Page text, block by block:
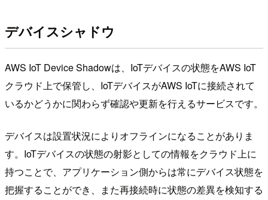
デバイスシャドウ
AWS IoT Device Shadowは、IoTデバイスの状態をAWS IoT
クラウド上で保管し、IoTデバイスがAWS IoTに接続されて
いるかどうかに関わらず確認や更新を行えるサービスです。
デバイスは設置状況によりオフラインになることがありま
す。IoTデバイスの状態の射影としての情報をクラウド上に
持つことで、アプリケーション側からは常にデバイス状態を
把握することができ、また再接続時に状態の差異を検知する